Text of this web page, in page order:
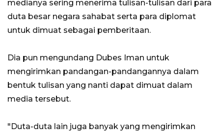
medianya sering menerima tulisan-tulisan dari para
duta besar negara sahabat serta para diplomat
untuk dimuat sebagai pemberitaan.​​
Dia pun mengundang Dubes Iman untuk
mengirimkan pandangan-pandangannya dalam
bentuk tulisan yang nanti dapat dimuat dalam
media tersebut.
"Duta-duta lain juga banyak yang mengirimkan